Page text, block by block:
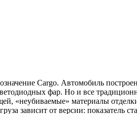
Cargo. Автомобиль
фар. Но и все
«неубиваемые» материалы
зависит от версии: показатель